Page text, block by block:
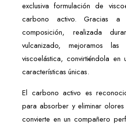
exclusiva formulación de
carbono activo. Gracias
composición, realizada
vulcanizado, mejoramos
viscoelástica, convirtiéndola en
características únicas.
El carbono activo es
para absorber y eliminar
convierte en un compañero